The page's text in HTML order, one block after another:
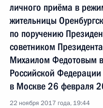
личного приёма в
жительницы
по поручению
советником
Михаилом Федотовым
Российской
в Москве 26 февраля
22 ноября 2017 года, 19:44